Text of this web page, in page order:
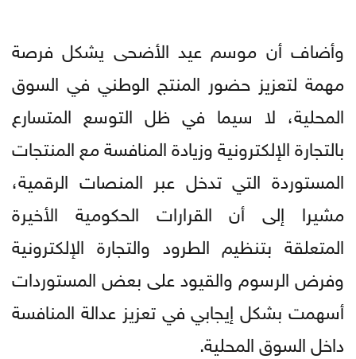
وأضاف أن موسم عيد الأضحى يشكل فرصة
مهمة لتعزيز حضور المنتج الوطني في السوق
المحلية، لا سيما في ظل التوسع المتسارع
بالتجارة الإلكترونية وزيادة المنافسة مع المنتجات
المستوردة التي تدخل عبر المنصات الرقمية،
مشيرا إلى أن القرارات الحكومية الأخيرة
المتعلقة بتنظيم الطرود والتجارة الإلكترونية
وفرض الرسوم والقيود على بعض المستوردات
أسهمت بشكل إيجابي في تعزيز عدالة المنافسة
داخل السوق المحلية.